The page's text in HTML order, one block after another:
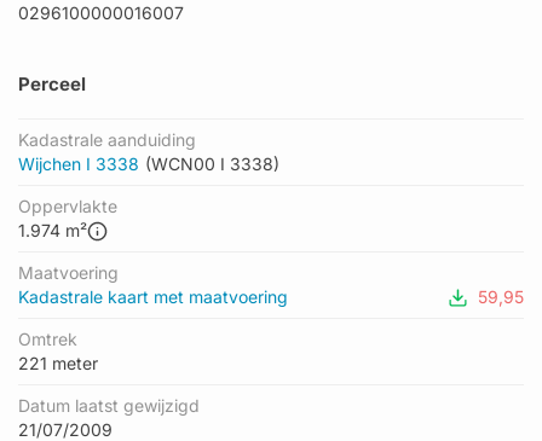
0296100000016007
Perceel
Kadastrale aanduiding
Wijchen I 3338 (WCN00 I 3338)
Oppervlakte
1.974 m²
Maatvoering
Kadastrale kaart met maatvoering
59,95
Omtrek
221 meter
Datum laatst gewijzigd
21/07/2009